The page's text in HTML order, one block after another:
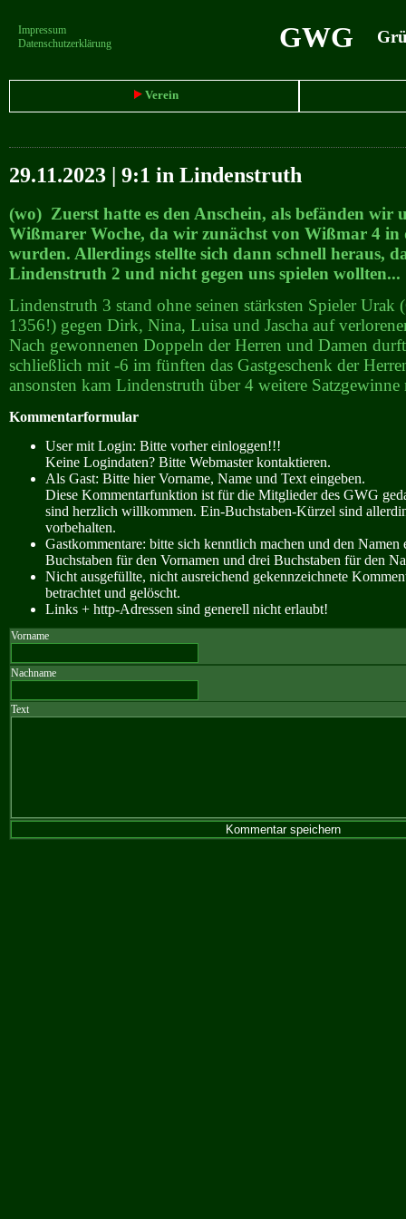
Impressum
Datenschutzerklärung
GWG
Verein
29.11.2023 | 9:1 in Lindenstruth
(wo) Zuerst hatte es den Anschein, als befänden wir
Wißmarer Woche, da wir zunächst von Wißmar 4 in
wurden. Allerdings stellte sich dann schnell heraus,
Lindenstruth 2 und nicht gegen uns spielen wollten...
Lindenstruth 3 stand ohne seinen stärksten Spieler
1356!) gegen Dirk, Nina, Luisa und Jascha auf
Nach gewonnenen Doppeln der Herren und Damen
schließlich mit -6 im fünften das Gastgeschenk der
ansonsten kam Lindenstruth über 4 weitere
Kommentarformular
User mit Login: Bitte vorher einloggen!!!
Keine Logindaten? Bitte Webmaster kontaktieren.
Als Gast: Bitte hier Vorname, Name und Text eingeben.
Diese Kommentarfunktion ist für die Mitglieder des GWG
sind herzlich willkommen. Ein-Buchstaben-Kürzel sind
vorbehalten.
Gastkommentare: bitte sich kenntlich machen und den Namen
Buchstaben für den Vornamen und drei Buchstaben für den
Nicht ausgefüllte, nicht ausreichend gekennzeichnete
betrachtet und gelöscht.
Links + http-Adressen sind generell nicht erlaubt!
Vorname
Nachname
Text